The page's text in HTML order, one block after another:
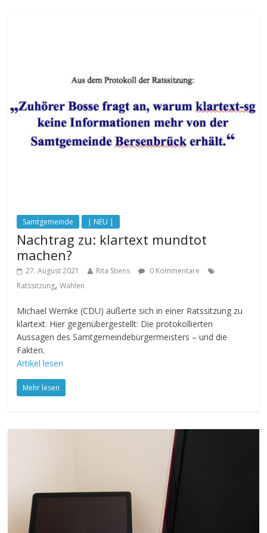
Samtgemeinde | NEU |
Nachtrag zu: klartext mundtot
machen?
27. August 2021 Rita Stiens
0 Kommentare
Ratssitzung,Wahlen
Michael Wernke (CDU) äußerte sich in einer Ratssitzung zu
klartext. Hier gegenübergestellt: Die protokollierten
Aussagen des Samtgemeindebürgermeisters – und die
Fakten.
Artikel lesen
Mehr lesen